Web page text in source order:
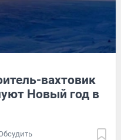
вахтовик
Новый год в